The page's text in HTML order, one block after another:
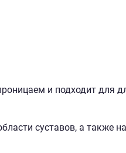
и подходит для
суставов, а также